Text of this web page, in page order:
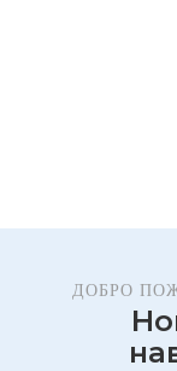
ДОБРО